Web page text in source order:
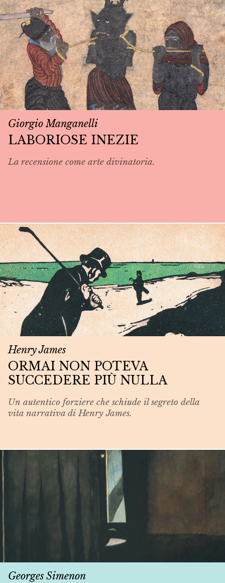
Giorgio Manganelli
LABORIOSE INEZIE
La recensione come arte divinatoria.
Henry James
ORMAI NON POTEVA
SUCCEDERE PIÙ NULLA
Un autentico forziere che schiude il segreto della
vita narrativa di Henry James.
Georges Simenon